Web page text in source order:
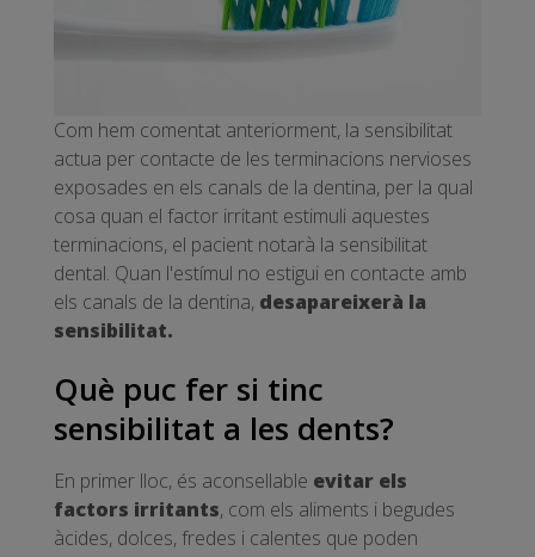
Com hem comentat anteriorment, la sensibilitat
actua per contacte de les terminacions nervioses
exposades en els canals de la dentina, per la qual
cosa quan el factor irritant estimuli aquestes
terminacions, el pacient notarà la sensibilitat
dental. Quan l'estímul no estigui en contacte amb
els canals de la dentina, desapareixerà la
sensibilitat.
Què puc fer si tinc
sensibilitat a les dents?
En primer lloc, és aconsellable evitar els
factors irritants, com els aliments i begudes
àcides, dolces, fredes i calentes que poden